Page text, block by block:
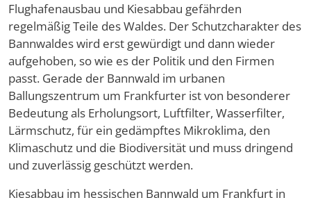
Flughafenausbau und Kiesabbau gefährden
regelmäßig Teile des Waldes. Der Schutzcharakter des
Bannwaldes wird erst gewürdigt und dann wieder
aufgehoben, so wie es der Politik und den Firmen
passt. Gerade der Bannwald im urbanen
Ballungszentrum um Frankfurter ist von besonderer
Bedeutung als Erholungsort, Luftfilter, Wasserfilter,
Lärmschutz, für ein gedämpftes Mikroklima, den
Klimaschutz und die Biodiversität und muss dringend
und zuverlässig geschützt werden.
Kiesabbau im hessischen Bannwald um Frankfurt in